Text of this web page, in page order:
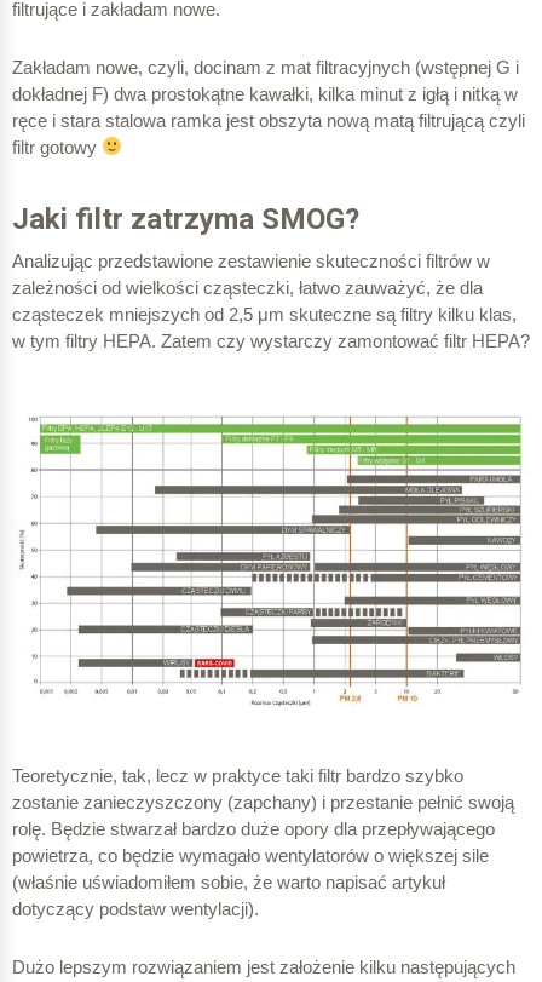
filtrujące i zakładam nowe.
Zakładam nowe, czyli, docinam z mat filtracyjnych (wstępnej G i
dokładnej F) dwa prostokątne kawałki, kilka minut z igłą i nitką w
ręce i stara stalowa ramka jest obszyta nową matą filtrującą czyli
filtr gotowy
Jaki filtr zatrzyma SMOG?
Analizując przedstawione zestawienie skuteczności filtrów w
zależności od wielkości cząsteczki, łatwo zauważyć, że dla
cząsteczek mniejszych od 2,5 μm skuteczne są filtry kilku klas,
w tym filtry HEPA. Zatem czy wystarczy zamontować filtr HEPA?
Teoretycznie, tak, lecz w praktyce taki filtr bardzo szybko
zostanie zanieczyszczony (zapchany) i przestanie pełnić swoją
rolę. Będzie stwarzał bardzo duże opory dla przepływającego
powietrza, co będzie wymagało wentylatorów o większej sile
(właśnie uświadomiłem sobie, że warto napisać artykuł
dotyczący podstaw wentylacji).
Dużo lepszym rozwiązaniem jest założenie kilku następujących